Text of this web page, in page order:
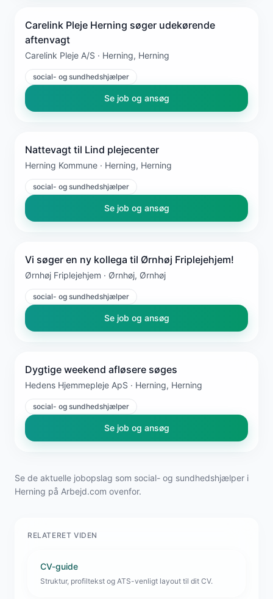
Carelink Pleje Herning søger udekørende
aftenvagt
Carelink Pleje A/S · Herning, Herning
social- og sundhedshjælper
Se job og ansøg
Nattevagt til Lind plejecenter
Herning Kommune · Herning, Herning
social- og sundhedshjælper
Se job og ansøg
Vi søger en ny kollega til Ørnhøj Friplejehjem!
Ørnhøj Friplejehjem · Ørnhøj, Ørnhøj
social- og sundhedshjælper
Se job og ansøg
Dygtige weekend afløsere søges
Hedens Hjemmepleje ApS · Herning, Herning
social- og sundhedshjælper
Se job og ansøg
Se de aktuelle jobopslag som social- og sundhedshjælper i
Herning på Arbejd.com ovenfor.
RELATERET VIDEN
CV-guide
Struktur, profiltekst og ATS-venligt layout til dit CV.